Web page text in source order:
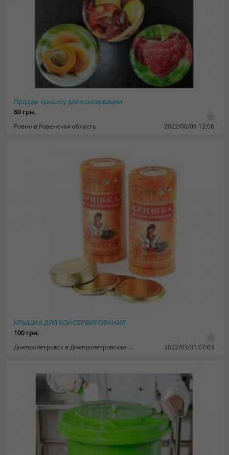
Продам крышку для консервации
60 грн.
Ровно в Ровенская область 2022/06/09 12:06
КРЫШКА ДЛЯ КОНСЕРВИРОВАНИЯ
100 грн.
Днепропетровск в Днепропетровская область 2022/03/31 07:03